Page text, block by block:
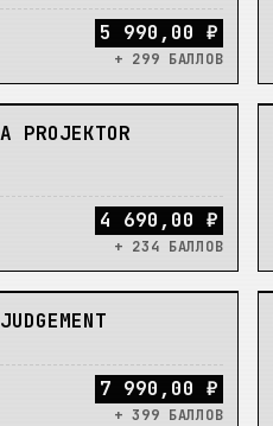
5 990,00 ₽
+ 299 БАЛЛОВ
PROJEKTOR
4 690,00 ₽
+ 234 БАЛЛОВ
7 990,00 ₽
+ 399 БАЛЛОВ